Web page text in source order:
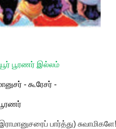
பூரணர் இல்லம்
- கூரேசர் -
பார்த்து)